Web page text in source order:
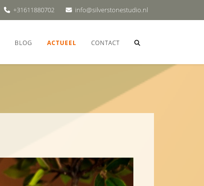
+31611880702 info@silverstonestudio.nl
BLOG ACTUEEL CONTACT